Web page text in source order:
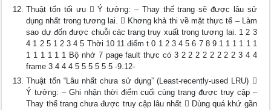
Thuật tốn tối ưu  Ý tưởng: – Thay thế trang sẽ được lâu sử
dụng nhất trong tương lai.  Khơng khả thi về mặt thực tế – Làm
sao dự đốn được chuỗi các trang truy xuất trong tương lai. 1 2 3
4 1 2 5 1 2 3 4 5 Thời 10 11 điểm t 0 1 2 3 4 5 6 7 8 9 1 1 1 1 1 1
1 1 1 1 1 1 Bộ nhớ 7 page fault thực có 3 2 2 2 2 2 2 2 2 3 4 4
frame 3 4 4 4 5 5 5 5 5 5 -9.12-
Thuật tốn “Lâu nhất chưa sử dụng” (Least-recently-used LRU) 
Ý tưởng: – Ghi nhận thời điểm cuối cùng trang được truy cập –
Thay thế trang chưa được truy cập lâu nhất  Dùng quá khứ gần